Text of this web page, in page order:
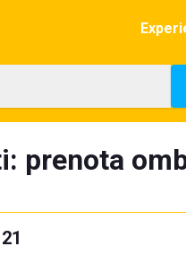
prenota